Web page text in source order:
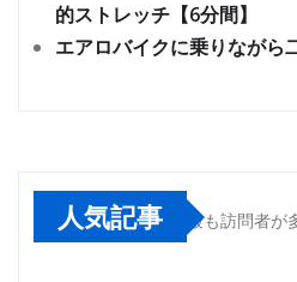
的ストレッチ【6分間】
エアロバイクに乗りながら
人気記事 最も訪問者